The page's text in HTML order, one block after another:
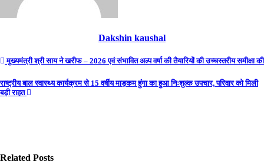
Dakshin kaushal
Post
navigation
मुख्यमंत्री श्री साय ने खरीफ – 2026 एवं संभावित अल्प वर्षा की तैयारियों की उच्चस्तरीय समीक्षा की
राष्ट्रीय बाल स्वास्थ्य कार्यक्रम से 15 वर्षीय माड़कम हुंगा का हुआ निःशुल्क उपचार, परिवार को मिली
बड़ी राहत
Related Posts